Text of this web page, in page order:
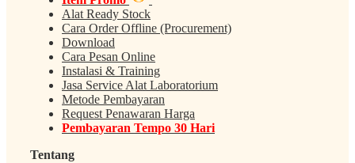
Alat Ready Stock
Cara Order Offline (Procurement)
Download
Cara Pesan Online
Instalasi & Training
Jasa Service Alat Laboratorium
Metode Pembayaran
Request Penawaran Harga
Pembayaran Tempo 30 Hari
Tentang